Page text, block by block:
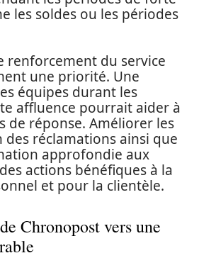
les soldes ou les périodes
renforcement du service
une priorité. Une
équipes durant les
affluence pourrait aider à
de réponse. Améliorer les
réclamations ainsi que
approfondie aux
actions bénéfiques à la
et pour la clientèle.
Chronopost vers une